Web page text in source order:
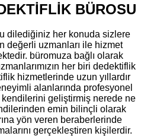
BÜROSU
dilediğiniz her konuda sizlere
değerli uzmanları ile hizmet
büromuza bağlı olarak
her biri dedektiflik
hizmetlerinde uzun yıllardır
alanlarında profesyonel
geliştirmiş nerede ne
emin bilinçli olarak
yön veren beraberlerinde
gerçekleştiren kişilerdir.